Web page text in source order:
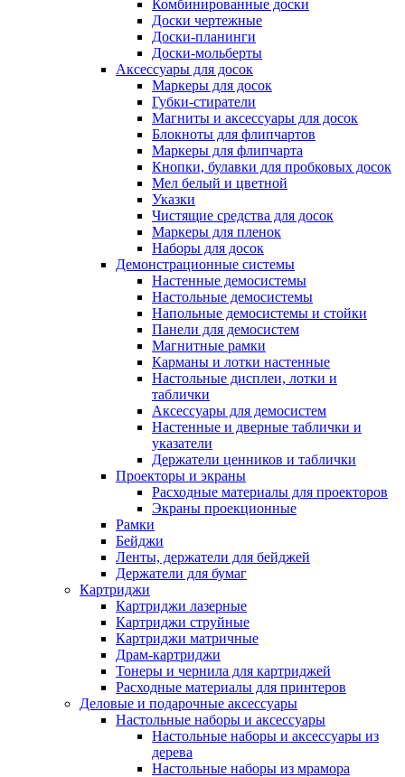
Комбинированные доски
Доски чертежные
Доски-планинги
Доски-мольберты
Аксессуары для досок
Маркеры для досок
Губки-стиратели
Магниты и аксессуары для досок
Блокноты для флипчартов
Маркеры для флипчарта
Кнопки, булавки для пробковых досок
Мел белый и цветной
Указки
Чистящие средства для досок
Маркеры для пленок
Наборы для досок
Демонстрационные системы
Настенные демосистемы
Настольные демосистемы
Напольные демосистемы и стойки
Панели для демосистем
Магнитные рамки
Карманы и лотки настенные
Настольные дисплеи, лотки и
таблички
Аксессуары для демосистем
Настенные и дверные таблички и
указатели
Держатели ценников и таблички
Проекторы и экраны
Расходные материалы для проекторов
Экраны проекционные
Рамки
Бейджи
Ленты, держатели для бейджей
Держатели для бумаг
Картриджи
Картриджи лазерные
Картриджи струйные
Картриджи матричные
Драм-картриджи
Тонеры и чернила для картриджей
Расходные материалы для принтеров
Деловые и подарочные аксессуары
Настольные наборы и аксессуары
Настольные наборы и аксессуары из
дерева
Настольные наборы из мрамора